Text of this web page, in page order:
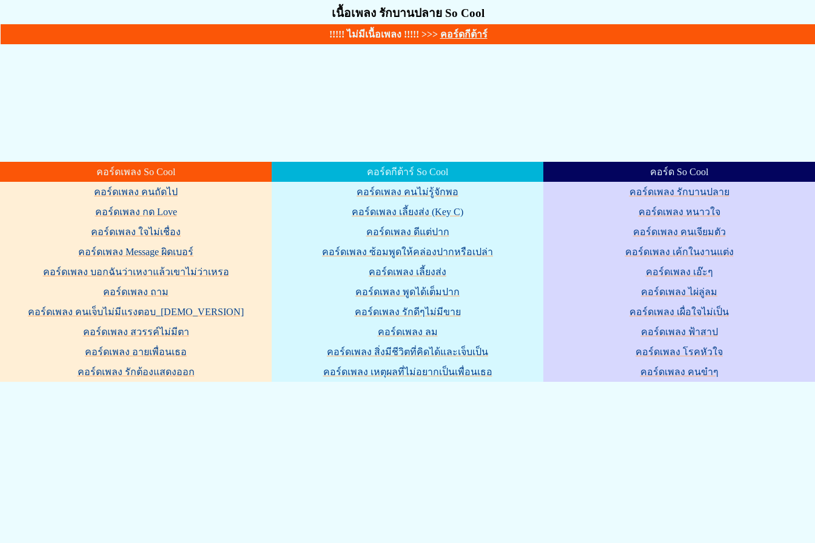
เนื้อเพลง รักบานปลาย So Cool
!!!!! ไม่มีเนื้อเพลง !!!!! >>> คอร์ดกีต้าร์
คอร์ดเพลง So Cool
คอร์ดเพลง คนถัดไป
คอร์ดเพลง กด Love
คอร์ดเพลง ใจไม่เชื่อง
คอร์ดเพลง Message ผิดเบอร์
คอร์ดเพลง บอกฉันว่าเหงาแล้วเขาไม่ว่าเหรอ
คอร์ดเพลง ถาม
คอร์ดเพลง คนเจ็บไม่มีแรงตอบ_[DEMO_VERSION]
คอร์ดเพลง สวรรค์ไม่มีตา
คอร์ดเพลง อายเพื่อนเธอ
คอร์ดเพลง รักต้องแสดงออก
คอร์ดกีต้าร์ So Cool
คอร์ดเพลง คนไม่รู้จักพอ
คอร์ดเพลง เลี้ยงส่ง (Key C)
คอร์ดเพลง ดีแต่ปาก
คอร์ดเพลง ซ้อมพูดให้คล่องปากหรือเปล่า
คอร์ดเพลง เลี้ยงส่ง
คอร์ดเพลง พูดได้เต็มปาก
คอร์ดเพลง รักดีๆไม่มีขาย
คอร์ดเพลง ลม
คอร์ดเพลง สิ่งมีชีวิตที่คิดได้และเจ็บเป็น
คอร์ดเพลง เหตุผลที่ไม่อยากเป็นเพื่อนเธอ
คอร์ด So Cool
คอร์ดเพลง รักบานปลาย
คอร์ดเพลง หนาวใจ
คอร์ดเพลง คนเจียมตัว
คอร์ดเพลง เค้กในงานแต่ง
คอร์ดเพลง เอ๊ะๆ
คอร์ดเพลง ไผ่ลู่ลม
คอร์ดเพลง เผื่อใจไม่เป็น
คอร์ดเพลง ฟ้าสาป
คอร์ดเพลง โรคหัวใจ
คอร์ดเพลง คนขำๆ